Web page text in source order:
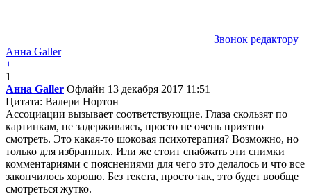
Звонок редактору
Анна Galler
+
1
Анна Galler Офлайн 13 декабря 2017 11:51
Цитата: Валери Нортон
Ассоциации вызывает соответствующие. Глаза скользят по
картинкам, не задерживаясь, просто не очень приятно
смотреть. Это какая-то шоковая психотерапия? Возможно, но
только для избранных. Или же стоит снабжать эти снимки
комментариями с пояснениями для чего это делалось и что все
закончилось хорошо. Без текста, просто так, это будет вообще
смотреться жутко.